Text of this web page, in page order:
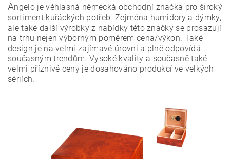
Vložením hodnocení souhlasíte s podmínkami ochrany
osobních údajů
Angelo je věhlasná německá obchodní značka pro široký
sortiment kuřáckých potřeb. Zejména humidory a dýmky,
ale také další výrobky z nabídky této značky se prosazují
na trhu nejen výborným poměrem cena/výkon. Také
design je na velmi zajímavé úrovni a plně odpovídá
současným trendům. Vysoké kvality a současně také
velmi příznivé ceny je dosahováno produkcí ve velkých
sériích.